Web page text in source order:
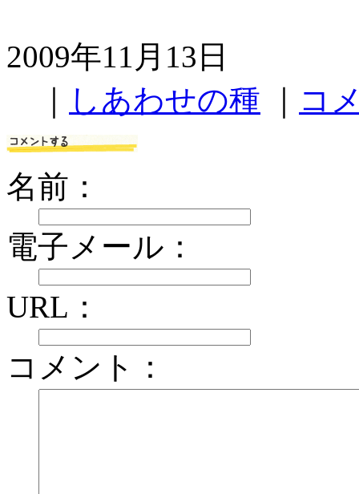
2009年11月13日
しあわせの種 コ
名前：
電子メール：
URL：
コメント：